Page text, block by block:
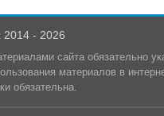
2014 - 2026
сайта обязательно
материалов в
обязательна.